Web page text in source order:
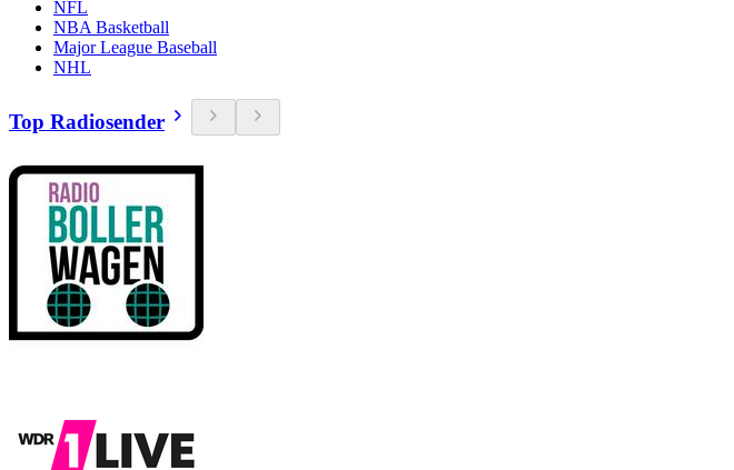
NFL
NBA Basketball
Major League Baseball
NHL
Top Radiosender